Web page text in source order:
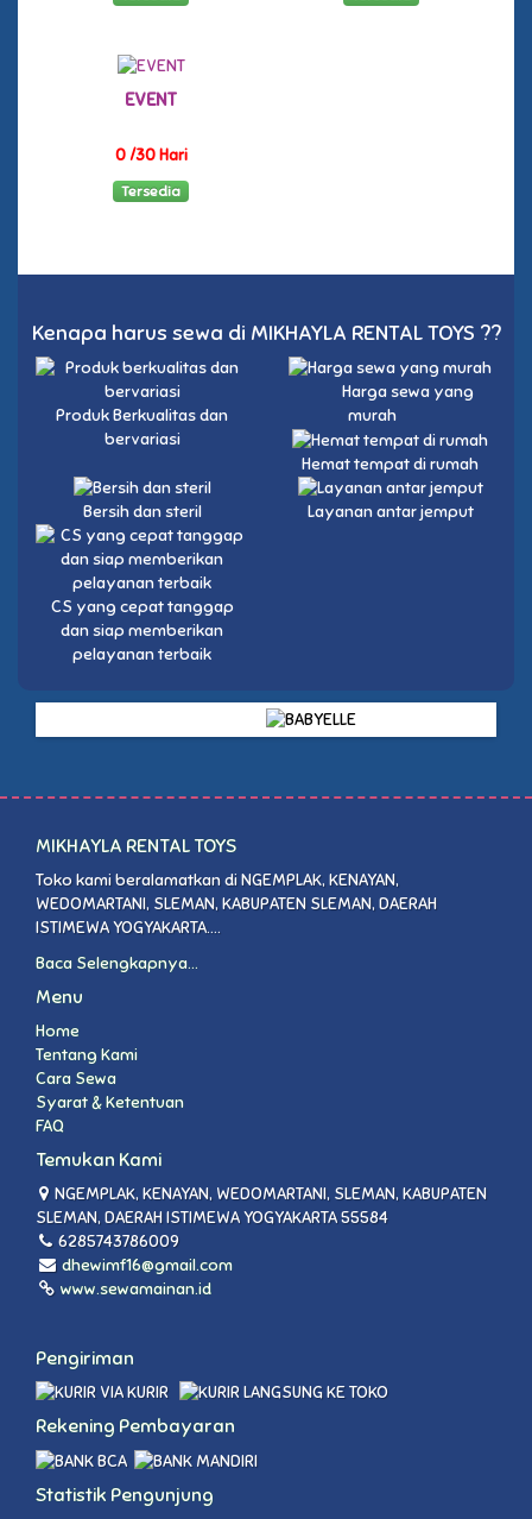
EVENT
0 /30 Hari
Tersedia
Kenapa harus sewa di MIKHAYLA RENTAL TOYS ??
Produk Berkualitas dan
bervariasi
Harga sewa yang
murah
Hemat tempat di rumah
Bersih dan steril Layanan antar jemput
CS yang cepat tanggap
dan siap memberikan
pelayanan terbaik
MIKHAYLA RENTAL TOYS
Toko kami beralamatkan di NGEMPLAK, KENAYAN,
WEDOMARTANI, SLEMAN, KABUPATEN SLEMAN, DAERAH
ISTIMEWA YOGYAKARTA....
Baca Selengkapnya...
Menu
Home
Tentang Kami
Cara Sewa
Syarat & Ketentuan
FAQ
Temukan Kami
NGEMPLAK, KENAYAN, WEDOMARTANI, SLEMAN, KABUPATEN
SLEMAN, DAERAH ISTIMEWA YOGYAKARTA 55584
6285743786009
dhewimf16@gmail.com
www.sewamainan.id
Pengiriman
VIA KURIR LANGSUNG KE TOKO
Rekening Pembayaran
Statistik Pengunjung